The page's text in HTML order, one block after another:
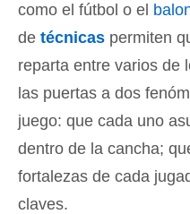
como el fútbol o el
de técnicas permiten
reparta entre varios de
las puertas a dos
juego: que cada uno
dentro de la cancha;
fortalezas de cada
claves.